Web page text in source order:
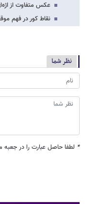
عکس متفاوت از
نقاط کور در فهم
نظر شما
* لطفا حاصل عبارت را در جعبه